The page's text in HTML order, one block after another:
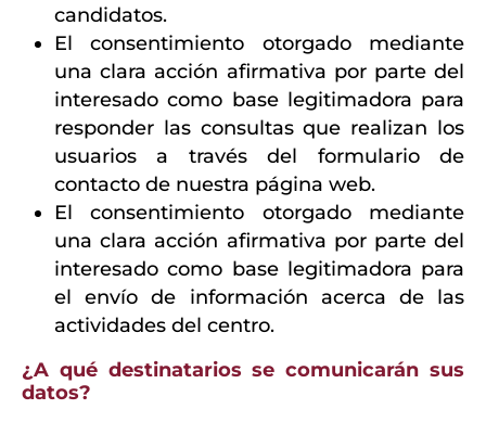
candidatos.
El consentimiento otorgado mediante
una clara acción afirmativa por parte del
interesado como base legitimadora para
responder las consultas que realizan los
usuarios a través del formulario de
contacto de nuestra página web.
El consentimiento otorgado mediante
una clara acción afirmativa por parte del
interesado como base legitimadora para
el envío de información acerca de las
actividades del centro.
¿A qué destinatarios se comunicarán sus
datos?